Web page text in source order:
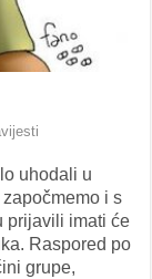
uhodali u
i s
prijavili imati će
Raspored po
grupe,